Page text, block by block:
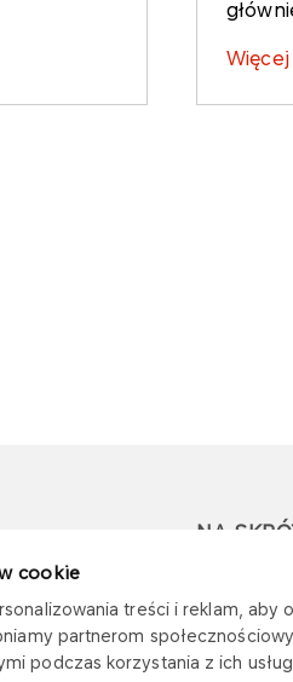
cookie
treści i reklam,
partnerom
podczas korzystania z ich
Więcej
NA
Mapa